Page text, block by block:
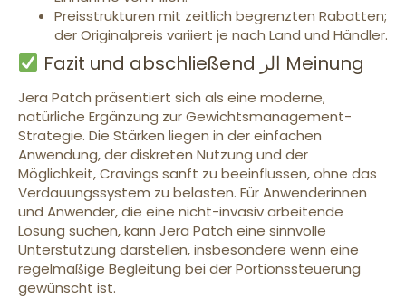
Preisstrukturen mit zeitlich begrenzten Rabatten;
der Originalpreis variiert je nach Land und Händler.
Fazit und abschließend الر Meinung
Jera Patch präsentiert sich als eine moderne,
natürliche Ergänzung zur Gewichtsmanagement-
Strategie. Die Stärken liegen in der einfachen
Anwendung, der diskreten Nutzung und der
Möglichkeit, Cravings sanft zu beeinflussen, ohne das
Verdauungssystem zu belasten. Für Anwenderinnen
und Anwender, die eine nicht-invasiv arbeitende
Lösung suchen, kann Jera Patch eine sinnvolle
Unterstützung darstellen, insbesondere wenn eine
regelmäßige Begleitung bei der Portionssteuerung
gewünscht ist.